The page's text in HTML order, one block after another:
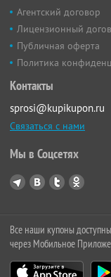
Агентский договор
Лицензионный
Публичная оферта
Политика
Контакты
sprosi@kupikupon.ru
Связаться с нами
Мы в Соцсетях
Все наши купоны доступны
через Мобильное